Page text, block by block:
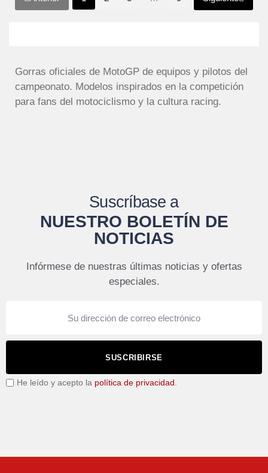
Gorras oficiales de MotoGP de equipos y pilotos del
campeonato. Modelos inspirados en la competición
para fans del motociclismo y la cultura racing.
Suscríbase a
NUESTRO BOLETÍN DE
NOTICIAS
Infórmese de nuestras últimas noticias y ofertas
especiales.
SUSCRIBIRSE
He leído y acepto la política de privacidad